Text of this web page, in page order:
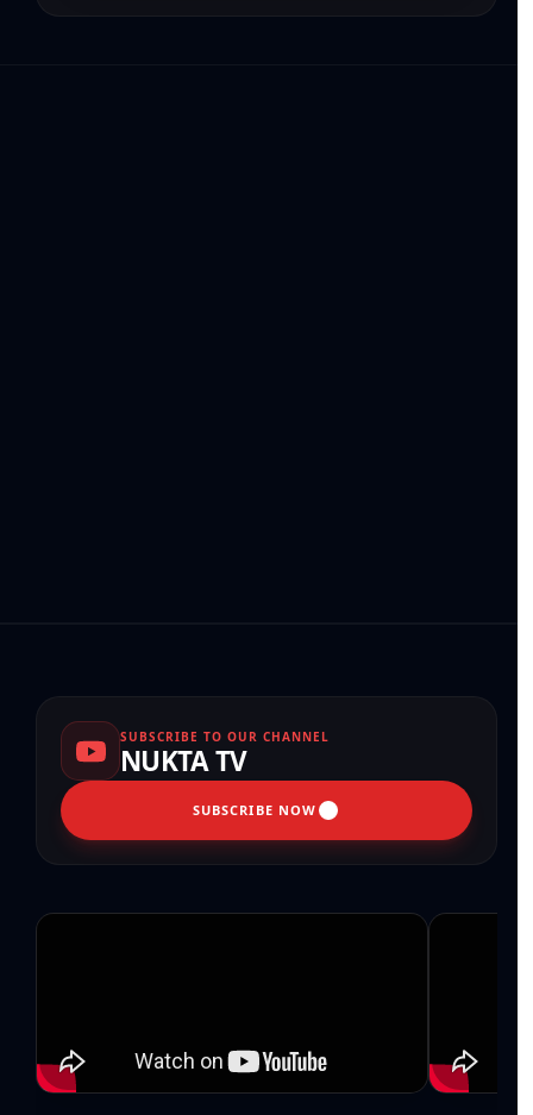
SUBSCRIBE TO OUR CHANNEL
NUKTA TV
SUBSCRIBE NOW